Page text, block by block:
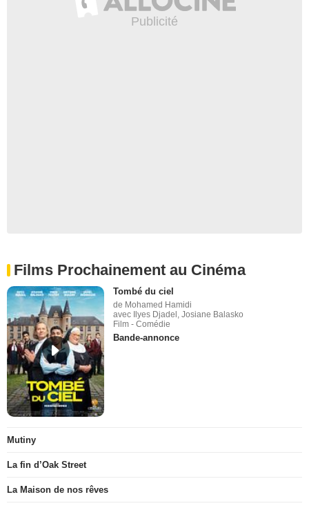
Films Prochainement au Cinéma
Tombé du ciel
de Mohamed Hamidi
avec Ilyes Djadel, Josiane Balasko
Film - Comédie
Bande-annonce
Mutiny
La fin d’Oak Street
La Maison de nos rêves